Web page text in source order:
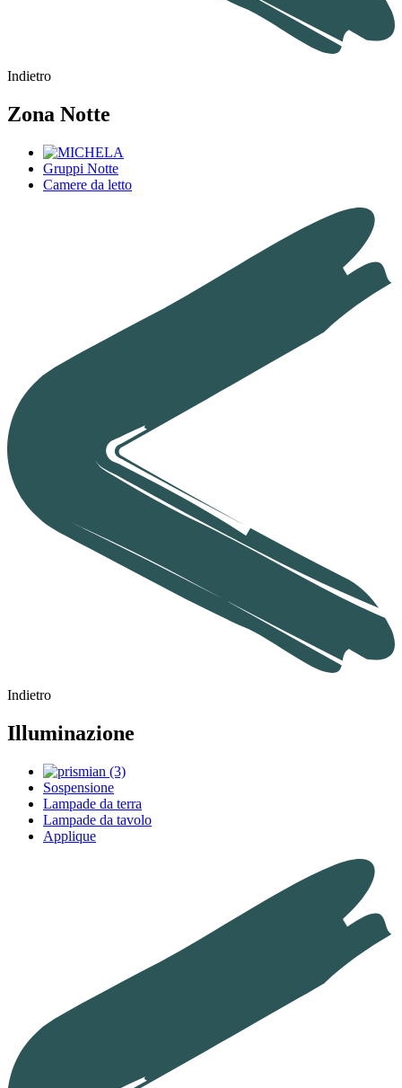
Indietro
Zona Notte
Gruppi Notte
Camere da letto
Indietro
Illuminazione
Sospensione
Lampade da terra
Lampade da tavolo
Applique